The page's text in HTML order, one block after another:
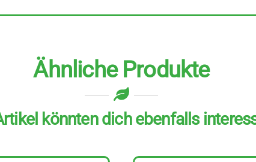
Vitalität
Ähnliche Produkte
könnten dich ebenfalls